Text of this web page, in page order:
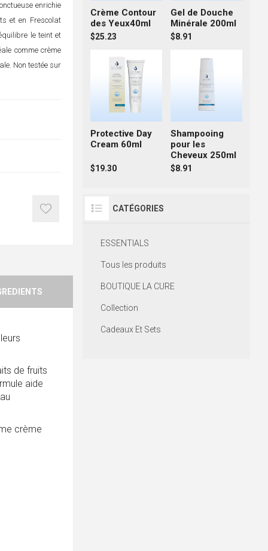
enrichie
et en Frescolat
le teint et
comme crème
Non testée sur
de fruits
aide
crème
Crème Contour
des Yeux40ml
$25.23
Gel de Douche
Minérale 200ml
$8.91
Protective Day
Cream 60ml
$19.30
Shampooing
pour les
Cheveux 250ml
$8.91
CATÉGORIES
ESSENTIALS
Tous les produits
BOUTIQUE LA CURE
Collection
Cadeaux Et Sets